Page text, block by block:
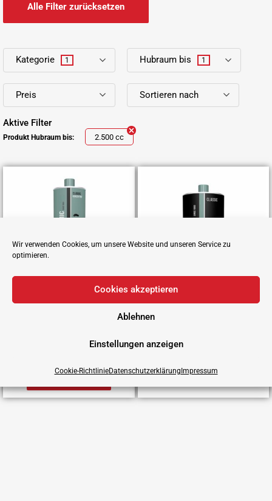
Wir verwenden Cookies, um unsere Website und unseren Service zu
optimieren.
Cookies akzeptieren
Ablehnen
Einstellungen anzeigen
Cookie-RichtlinieDatenschutzerklärungImpressum
Alle Filter zurücksetzen
Kategorie 1 Hubraum bis 1
Preis Sortieren nach
Aktive Filter
Produkt Hubraum bis: 2.500 cc
Classic
€
Classic
129,00
In den Warenkorb